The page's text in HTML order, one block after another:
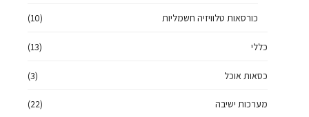
כורסאות טלוויזיה חשמליות (10)
כללי (13)
כסאות אוכל (3)
מערכות ישיבה (22)